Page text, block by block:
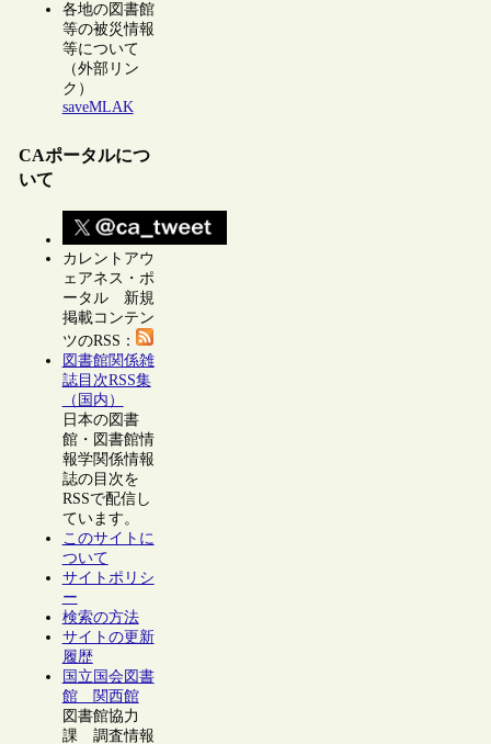
各地の図書館
等の被災情報
等について
（外部リン
ク）
saveMLAK
CAポータルにつ
いて
カレントアウ
ェアネス・ポ
ータル 新規
掲載コンテン
ツのRSS：
図書館関係雑
誌目次RSS集
（国内）
日本の図書
館・図書館情
報学関係情報
誌の目次を
RSSで配信し
ています。
このサイトに
ついて
サイトポリシ
ー
検索の方法
サイトの更新
履歴
国立国会図書
館 関西館
図書館協力
課 調査情報